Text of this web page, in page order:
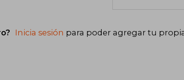
Inicia sesión para poder agregar tu